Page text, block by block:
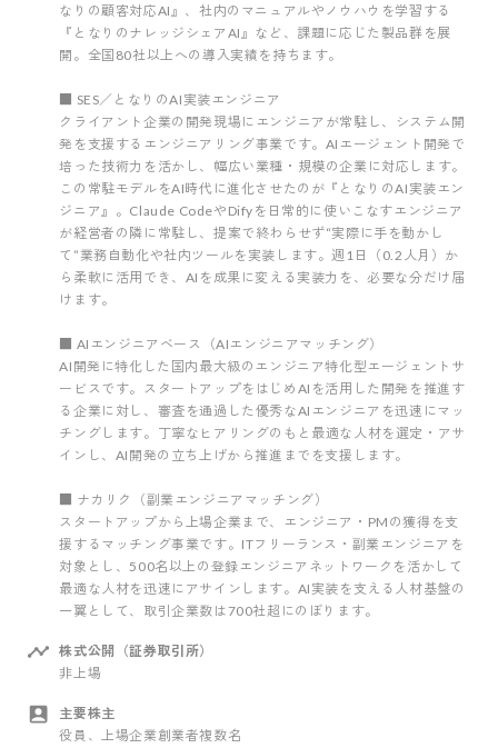
なりの顧客対応AI』、社内のマニュアルやノウハウを学習する
『となりのナレッジシェアAI』など、課題に応じた製品群を展
開。全国80社以上への導入実績を持ちます。
■ SES／となりのAI実装エンジニア
クライアント企業の開発現場にエンジニアが常駐し、システム開
発を支援するエンジニアリング事業です。AIエージェント開発で
培った技術力を活かし、幅広い業種・規模の企業に対応します。
この常駐モデルをAI時代に進化させたのが『となりのAI実装エン
ジニア』。Claude CodeやDifyを日常的に使いこなすエンジニア
が経営者の隣に常駐し、提案で終わらせず“実際に手を動かし
て”業務自動化や社内ツールを実装します。週1日（0.2人月）か
ら柔軟に活用でき、AIを成果に変える実装力を、必要な分だけ届
けます。
■ AIエンジニアベース（AIエンジニアマッチング）
AI開発に特化した国内最大級のエンジニア特化型エージェントサ
ービスです。スタートアップをはじめAIを活用した開発を推進す
る企業に対し、審査を通過した優秀なAIエンジニアを迅速にマッ
チングします。丁寧なヒアリングのもと最適な人材を選定・アサ
インし、AI開発の立ち上げから推進までを支援します。
■ ナカリク（副業エンジニアマッチング）
スタートアップから上場企業まで、エンジニア・PMの獲得を支
援するマッチング事業です。ITフリーランス・副業エンジニアを
対象とし、500名以上の登録エンジニアネットワークを活かして
最適な人材を迅速にアサインします。AI実装を支える人材基盤の
一翼として、取引企業数は700社超にのぼります。
株式公開（証券取引所）
非上場
主要株主
役員、上場企業創業者複数名